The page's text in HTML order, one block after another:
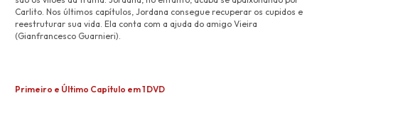
Carlito. Nos últimos capítulos, Jordana consegue recuperar os cupidos e
reestruturar sua vida. Ela conta com a ajuda do amigo Vieira
(Gianfrancesco Guarnieri).
Primeiro e Último Capítulo em 1 DVD